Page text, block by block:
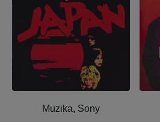
Muzika, Sony